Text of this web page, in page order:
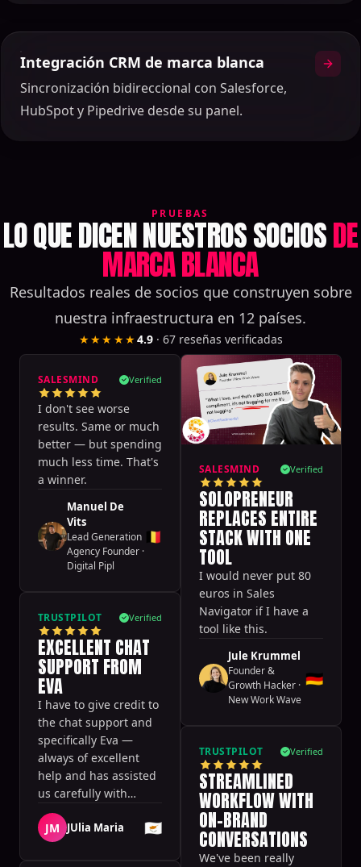
Integración CRM de marca blanca
Sincronización bidireccional con Salesforce,
HubSpot y Pipedrive desde su panel.
PRUEBAS
LO QUE DICEN NUESTROS SOCIOSDE
MARCA BLANCA
Resultados reales de socios que construyen sobre
nuestra infraestructura en 12 países.
★★★★★4.9· 67 reseñas verificadas
SALESMIND Verified
I don't see worse
results. Same or much
better — but spending
much less time. That's
a winner.
Manuel De
Vits
Lead Generation
Agency Founder ·
Digital Pipl
🇧🇪
TRUSTPILOT Verified
EXCELLENT CHAT
SUPPORT FROM
EVA
I have to give credit to
the chat support and
specifically Eva —
always of excellent
help and has assisted
us carefully with
everything we needed!
JM
JUlia Maria 🇨🇾
SALESMIND Verified
SOLOPRENEUR
REPLACES ENTIRE
STACK WITH ONE
TOOL
I would never put 80
euros in Sales
Navigator if I have a
tool like this.
Jule Krummel
Founder &
Growth Hacker ·
New Work Wave
🇩🇪
TRUSTPILOT Verified
STREAMLINED
WORKFLOW WITH
ON-BRAND
CONVERSATIONS
We've been really